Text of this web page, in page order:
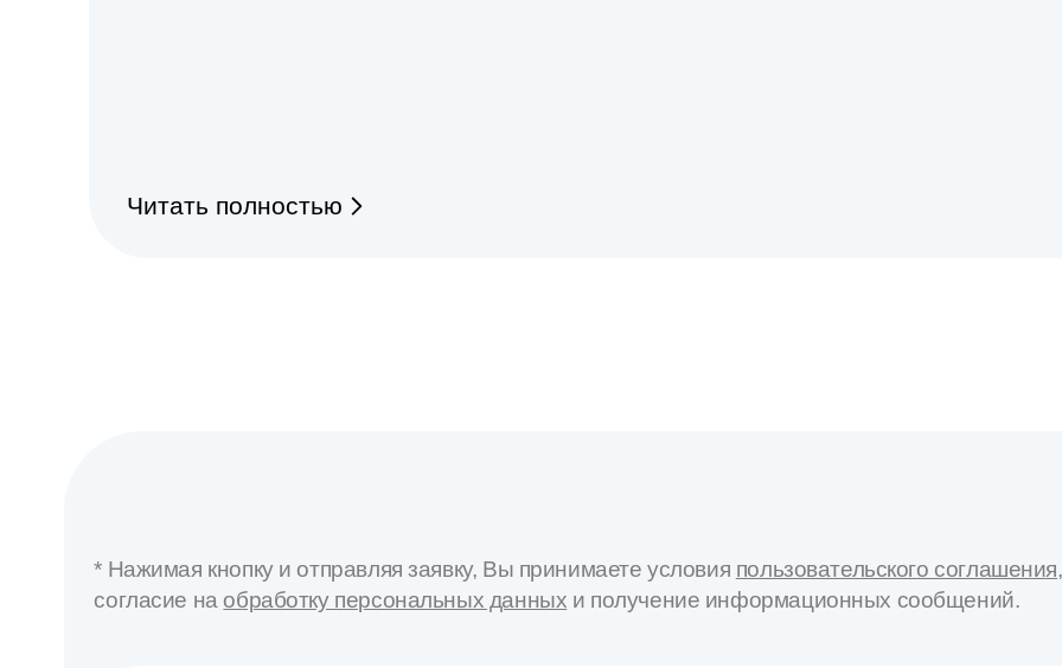
Читать полностью
* Нажимая кнопку и отправляя заявку, Вы принимаете условия пользовательского соглашения
согласие на обработку персональных данных и получение информационных сообщений.